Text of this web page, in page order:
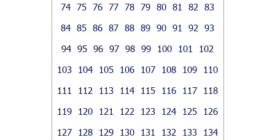
74 75 76 77 78 79 80 81 82
83
84 85 86 87 88 89 90 91 92
93
94 95 96 97 98 99 100 101
102
103
104 105 106 107 108 109
110
111
112 113 114 115 116 117
118
119
120 121 122 123 124 125
126
127
128 129 130 131 132 133
134